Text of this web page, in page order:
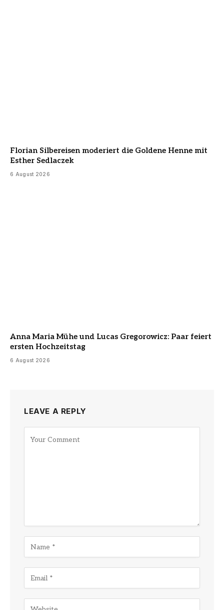
Florian Silbereisen moderiert die Goldene Henne mit
Esther Sedlaczek
6 August 2026
Anna Maria Mühe und Lucas Gregorowicz: Paar feiert
ersten Hochzeitstag
6 August 2026
LEAVE A REPLY